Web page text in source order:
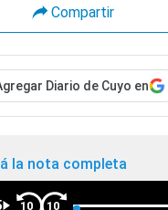
Compartir
Diario de Cuyo en
la nota completa
10 10